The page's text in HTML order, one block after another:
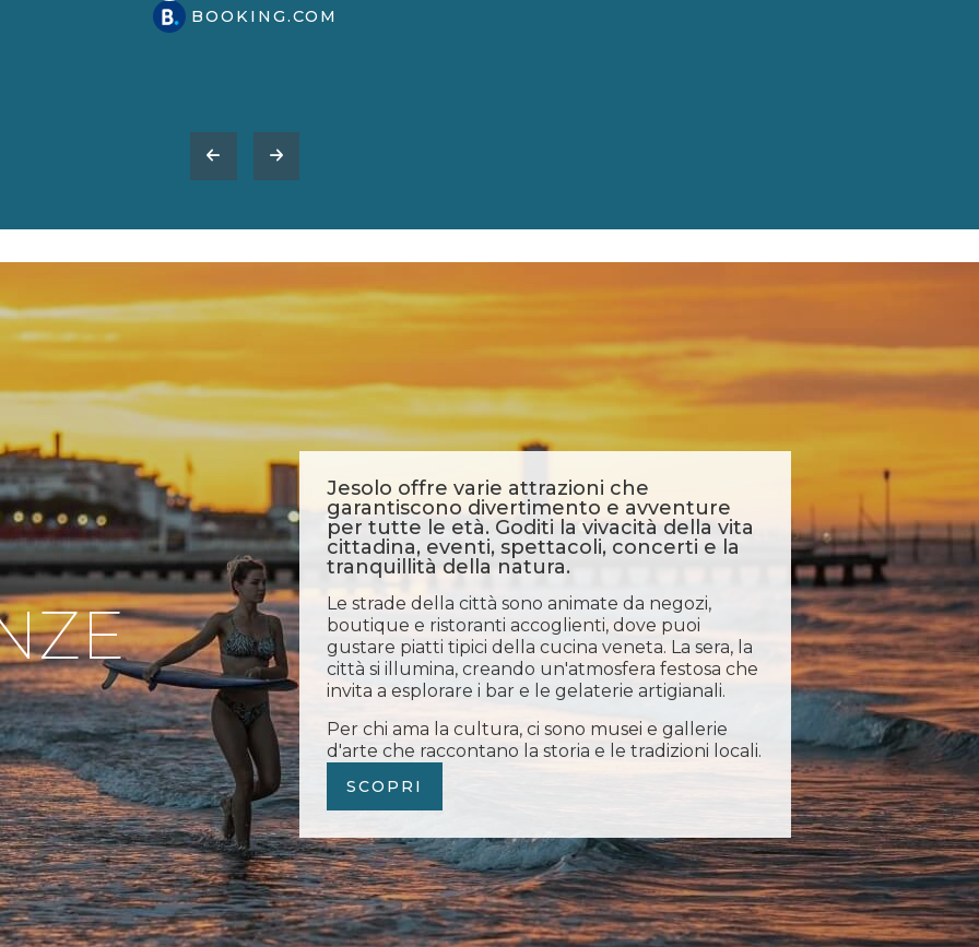
BOOKING.COM
Jesolo offre varie attrazioni che
garantiscono divertimento e avventure
per tutte le età. Goditi la vivacità della vita
cittadina, eventi, spettacoli, concerti e la
tranquillità della natura.
Le strade della città sono animate da negozi,
boutique e ristoranti accoglienti, dove puoi
gustare piatti tipici della cucina veneta. La sera, la
città si illumina, creando un'atmosfera festosa che
invita a esplorare i bar e le gelaterie artigianali.
Per chi ama la cultura, ci sono musei e gallerie
d'arte che raccontano la storia e le tradizioni locali.
SCOPRI